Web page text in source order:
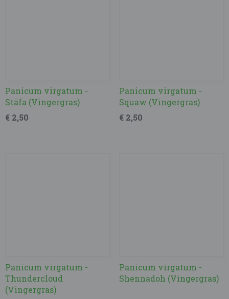
Panicum virgatum -
Stäfa (Vingergras)
€ 2,50
Panicum virgatum -
Squaw (Vingergras)
€ 2,50
Panicum virgatum -
Thundercloud
(Vingergras)
Panicum virgatum -
Shennadoh (Vingergras)